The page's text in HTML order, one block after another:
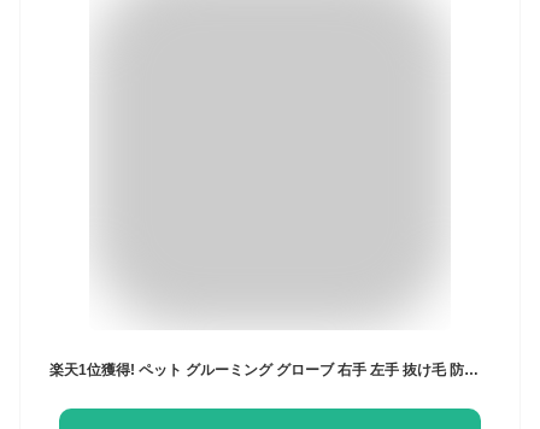
楽天1位獲得! ペット グルーミング グローブ 右手 左手 抜け毛 防止 ブラシ 毛玉 除去 右手用 マッサージ お手入れ トリミング 犬 猫 グルーミンググローブ 手袋 マッサージにもなります ペット用品 ペット ゴム手袋 毛玉 除去 お手入れ グルーミング手袋 毛取り 抜け毛